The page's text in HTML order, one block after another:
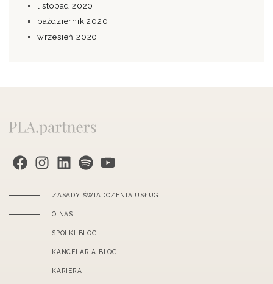
listopad 2020
październik 2020
wrzesień 2020
PLA.partners na Facebook
Instagram
PLA.partners na LinkedIn
PLA.partners na Spotify
ZASADY ŚWIADCZENIA USŁUG
O NAS
SPOLKI.BLOG
KANCELARIA.BLOG
KARIERA